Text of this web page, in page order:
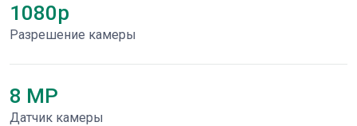
1080p
Разрешение камеры
8 MP
Датчик камеры